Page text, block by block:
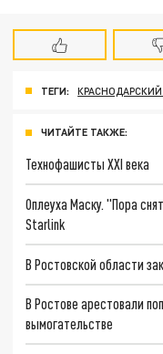
ТЕГИ: КРАСНОДАРСКИЙ
ЧИТАЙТЕ ТАКЖЕ:
Технофашисты XXI века
Оплеуха Маску. "Пора
Starlink
В Ростовской области
В Ростове арестовали
вымогательстве